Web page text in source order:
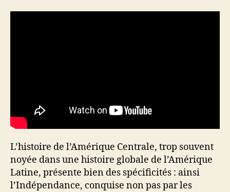
L’histoire de l’Amérique Centrale, trop souvent
noyée dans une histoire globale de l’Amérique
Latine, présente bien des spécificités : ainsi
l’Indépendance, conquise non pas par les